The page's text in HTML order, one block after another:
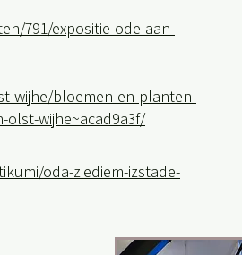
791/expositie-ode-aan-
wijhe/bloemen-en-planten-
olst-wijhe~acad9a3f/
oda-ziediem-izstade-